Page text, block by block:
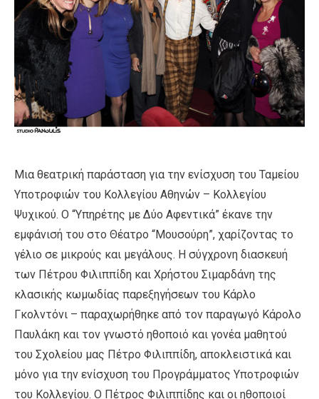
Μια θεατρική παράσταση για την ενίσχυση του Ταμείου
Υποτροφιών του Κολλεγίου Αθηνών – Κολλεγίου
Ψυχικού. Ο “Υπηρέτης με Δύο Αφεντικά” έκανε την
εμφάνισή του στο Θέατρο “Μουσούρη”, χαρίζοντας το
γέλιο σε μικρούς και μεγάλους. Η σύγχρονη διασκευή
των Πέτρου Φιλιππίδη και Χρήστου Σιμαρδάνη της
κλασικής κωμωδίας παρεξηγήσεων του Κάρλο
Γκολντόνι – παραχωρήθηκε από τον παραγωγό Κάρολο
Παυλάκη και τον γνωστό ηθοποιό και γονέα μαθητού
του Σχολείου μας Πέτρο Φιλιππίδη, αποκλειστικά και
μόνο για την ενίσχυση του Προγράμματος Υποτροφιών
του Κολλεγίου. O Πέτρος Φιλιππίδης και οι ηθοποιοί